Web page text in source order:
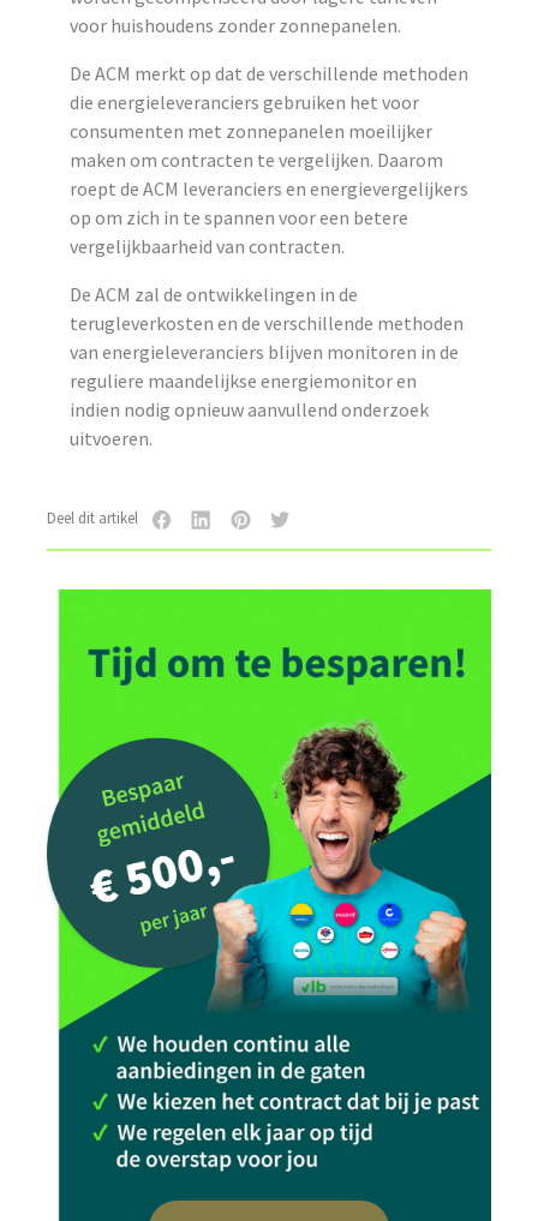
voor huishoudens zonder zonnepanelen.
De ACM merkt op dat de verschillende methoden
die energieleveranciers gebruiken het voor
consumenten met zonnepanelen moeilijker
maken om contracten te vergelijken. Daarom
roept de ACM leveranciers en energievergelijkers
op om zich in te spannen voor een betere
vergelijkbaarheid van contracten.
De ACM zal de ontwikkelingen in de
terugleverkosten en de verschillende methoden
van energieleveranciers blijven monitoren in de
reguliere maandelijkse energiemonitor en
indien nodig opnieuw aanvullend onderzoek
uitvoeren.
Deel dit artikel